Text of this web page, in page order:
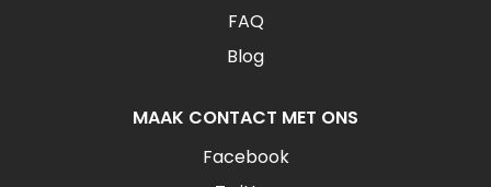
FAQ
Blog
MAAK CONTACT MET ONS
Facebook